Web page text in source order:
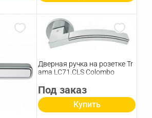
Дверная ручка на розетке Tr
ama LC71.CLS Colombo
Под заказ
Купить